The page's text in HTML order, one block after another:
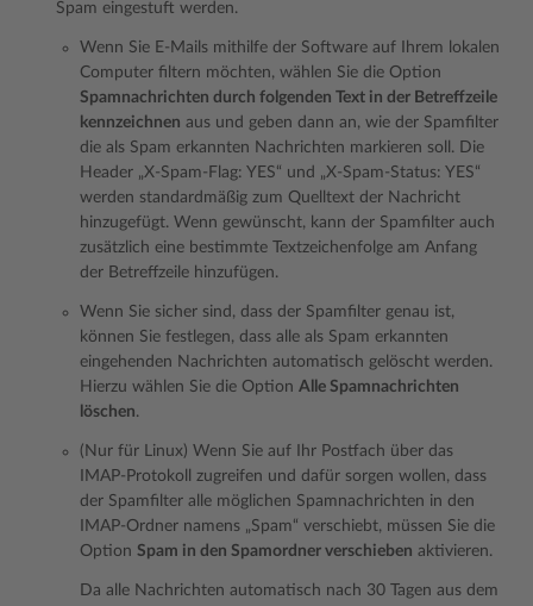
Spam eingestuft werden.
Wenn Sie E-Mails mithilfe der Software auf Ihrem lokalen
Computer filtern möchten, wählen Sie die Option
Spamnachrichten durch folgenden Text in der Betreffzeile
kennzeichnen aus und geben dann an, wie der Spamfilter
die als Spam erkannten Nachrichten markieren soll. Die
Header „X-Spam-Flag: YES“ und „X-Spam-Status: YES“
werden standardmäßig zum Quelltext der Nachricht
hinzugefügt. Wenn gewünscht, kann der Spamfilter auch
zusätzlich eine bestimmte Textzeichenfolge am Anfang
der Betreffzeile hinzufügen.
Wenn Sie sicher sind, dass der Spamfilter genau ist,
können Sie festlegen, dass alle als Spam erkannten
eingehenden Nachrichten automatisch gelöscht werden.
Hierzu wählen Sie die Option Alle Spamnachrichten
löschen.
(Nur für Linux) Wenn Sie auf Ihr Postfach über das
IMAP-Protokoll zugreifen und dafür sorgen wollen, dass
der Spamfilter alle möglichen Spamnachrichten in den
IMAP-Ordner namens „Spam“ verschiebt, müssen Sie die
Option Spam in den Spamordner verschieben aktivieren.
Da alle Nachrichten automatisch nach 30 Tagen aus dem